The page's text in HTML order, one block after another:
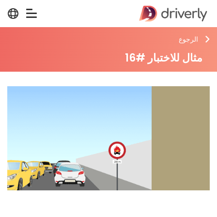
الرجوع
مثال للاختبار #16